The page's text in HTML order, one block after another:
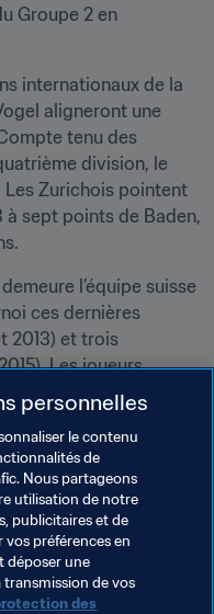
Groupe 2 en
internationaux de la
aligneront une
tenu des
division, le
Zurichois pointent
à sept points de Baden,
l’équipe suisse
ces dernières
2013) et trois
Les joueurs
à jouer les premiers
le dira. Pour l’heure,
troisième division.
Le Tournoi Juniors
fort de l’année pour
les pronostics après
2014 et 2015.
personnelles
le contenu
de
Nous partageons
utilisation de notre
publicitaires et de
vos préférences en
déposer une
transmission de vos
des